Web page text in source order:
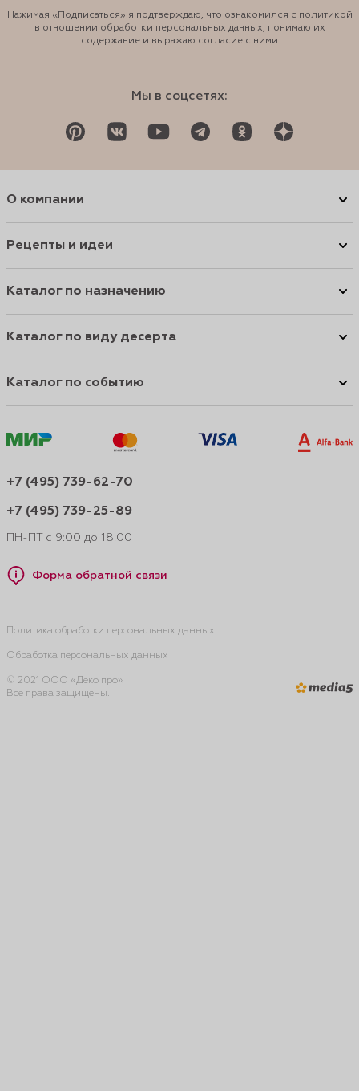
Нажимая «Подписаться» я подтверждаю, что ознакомился с политикой
в отношении обработки персональных данных, понимаю их
содержание и выражаю согласие с ними
Мы в соцсетях:
О компании
Рецепты и идеи
Каталог по назначению
Каталог по виду десерта
Каталог по событию
+7 (495) 739-62-70
+7 (495) 739-25-89
ПН-ПТ с 9:00 до 18:00
Форма обратной связи
Политика обработки персональных данных
Обработка персональных данных
© 2021 ООО «Деко про».
Все права защищены.